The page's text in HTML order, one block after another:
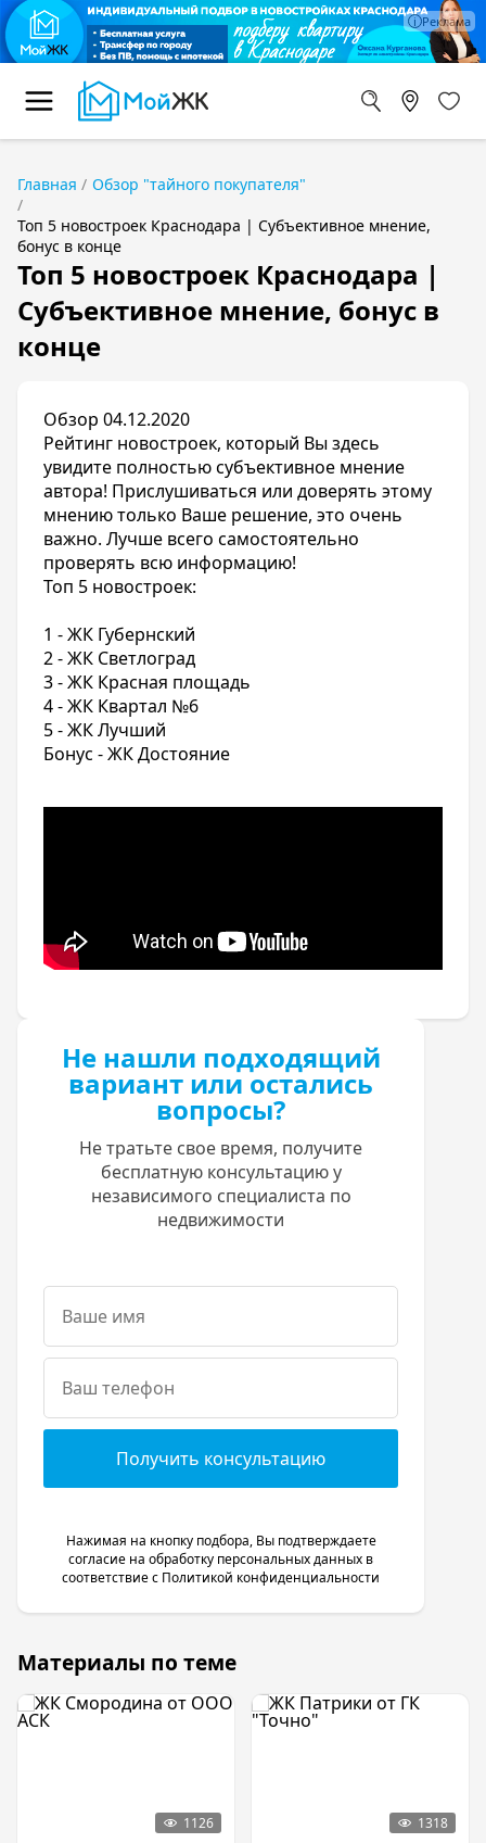
Главная
Обзор "тайного покупателя"
Топ 5 новостроек Краснодара | Субъективное мнение,
бонус в конце
Топ 5 новостроек Краснодара |
Субъективное мнение, бонус в
конце
Обзор 04.12.2020
Рейтинг новостроек, который Вы здесь
увидите полностью субъективное мнение
автора! Прислушиваться или доверять этому
мнению только Ваше решение, это очень
важно. Лучше всего самостоятельно
проверять всю информацию!
Топ 5 новостроек:
1 -ЖК Губернский
2 -ЖК Светлоград
3 -ЖК Красная площадь
4 -ЖК Квартал №6
5 -ЖК Лучший
Бонус -ЖК Достояние
Не нашли подходящий
вариант или остались
вопросы?
Не тратьте свое время, получите
бесплатную консультацию у
независимого специалиста по
недвижимости
Получить консультацию
Нажимая на кнопку подбора, Вы подтверждаете
согласие на обработку персональных данных в
соответствие с Политикой конфиденциальности
Материалы по теме